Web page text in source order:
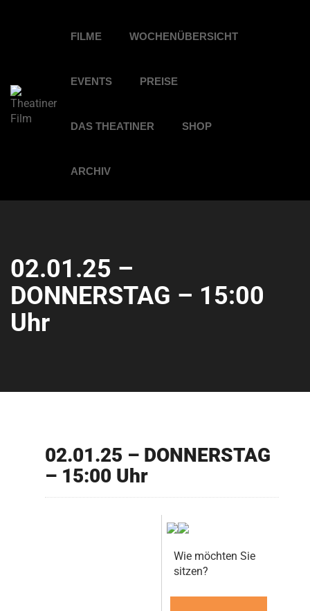
FILME WOCHENÜBERSICHT
EVENTS PREISE
DAS THEATINER SHOP
ARCHIV
02.01.25 –
DONNERSTAG – 15:00
Uhr
02.01.25 – DONNERSTAG
– 15:00 Uhr
Wie möchten Sie
sitzen?